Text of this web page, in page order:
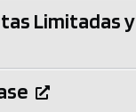
Limitadas y